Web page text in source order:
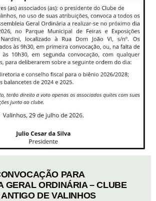
PARA
GERAL ORDINÁRIA – CLUBE
DE VALINHOS